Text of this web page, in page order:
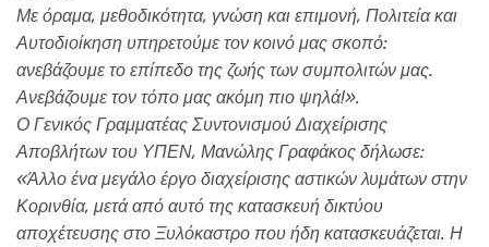
Με όραμα, μεθοδικότητα, γνώση και επιμονή, Πολιτεία και
Αυτοδιοίκηση υπηρετούμε τον κοινό μας σκοπό:
ανεβάζουμε το επίπεδο της ζωής των συμπολιτών μας.
Ανεβάζουμε τον τόπο μας ακόμη πιο ψηλά!».
Ο Γενικός Γραμματέας Συντονισμού Διαχείρισης
Αποβλήτων του ΥΠΕΝ, Μανώλης Γραφάκος δήλωσε:
«Άλλο ένα μεγάλο έργο διαχείρισης αστικών λυμάτων στην
Κορινθία, μετά από αυτό της κατασκευή δικτύου
αποχέτευσης στο Ξυλόκαστρο που ήδη κατασκευάζεται. Η